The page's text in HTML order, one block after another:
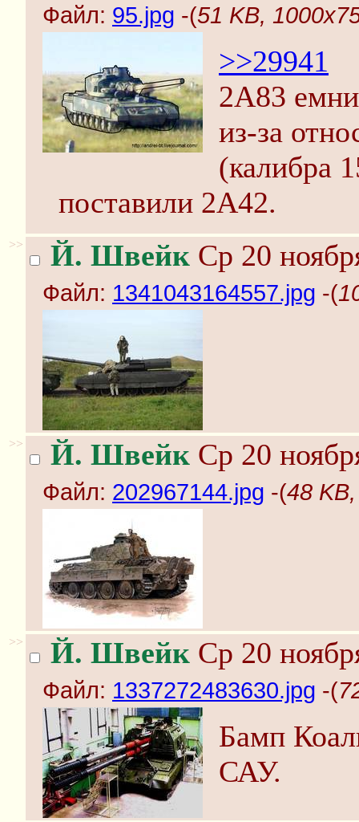
Файл: 95.jpg -(51 KB,
>>29941
2А83
из-за
(калибра
поставили 2А42.
>> Й. Швейк Ср 20
Файл: 1341043164557.jpg -(
>> Й. Швейк Ср 20
Файл: 202967144.jpg -(48
>> Й. Швейк Ср 20
Файл: 1337272483630.jpg -(
Бамп
САУ.